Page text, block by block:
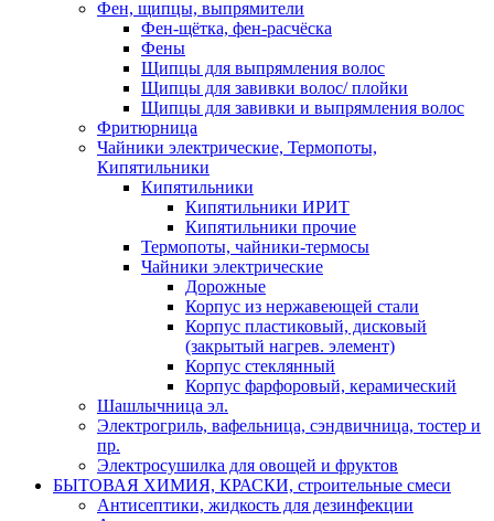
Фен, щипцы, выпрямители
Фен-щётка, фен-расчёска
Фены
Щипцы для выпрямления волос
Щипцы для завивки волос/ плойки
Щипцы для завивки и выпрямления волос
Фритюрница
Чайники электрические, Термопоты,
Кипятильники
Кипятильники
Кипятильники ИРИТ
Кипятильники прочие
Термопоты, чайники-термосы
Чайники электрические
Дорожные
Корпус из нержавеющей стали
Корпус пластиковый, дисковый
(закрытый нагрев. элемент)
Корпус стеклянный
Корпус фарфоровый, керамический
Шашлычница эл.
Электрогриль, вафельница, сэндвичница, тостер и
пр.
Электросушилка для овощей и фруктов
БЫТОВАЯ ХИМИЯ, КРАСКИ, строительные смеси
Антисептики, жидкость для дезинфекции